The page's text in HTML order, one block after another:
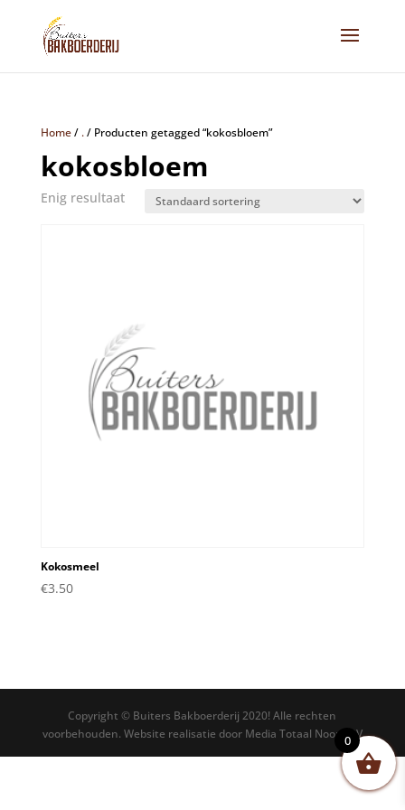
Home/ ./ Producten getagged “kokosbloem”
kokosbloem
Enig resultaat
Kokosmeel
€3.50
Copyright © Buiters Bakboerderij 2020! Alle rechten
voorbehouden. Website realisatie door Media Totaal Noord BV
0